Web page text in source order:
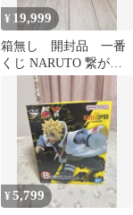
¥ 19,999
箱無し 開封品 一番
くじ NARUTO 繋がる
思い ナルト ミナト
¥5,799